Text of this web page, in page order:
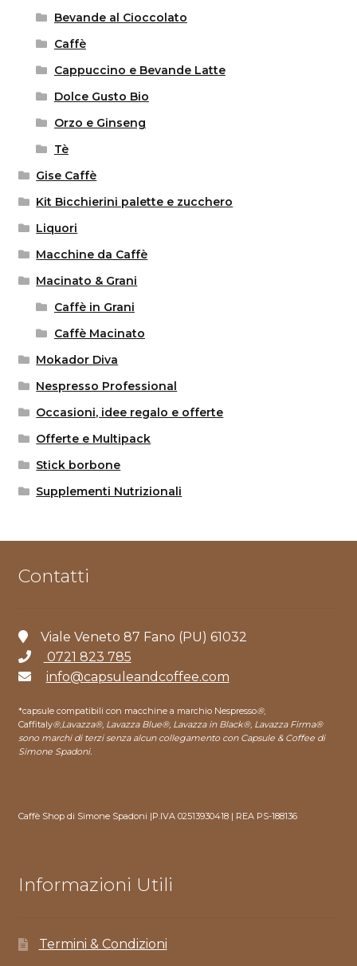
Bevande al Cioccolato
Caffè
Cappuccino e Bevande Latte
Dolce Gusto Bio
Orzo e Ginseng
Tè
Gise Caffè
Kit Bicchierini palette e zucchero
Liquori
Macchine da Caffè
Macinato & Grani
Caffè in Grani
Caffè Macinato
Mokador Diva
Nespresso Professional
Occasioni, idee regalo e offerte
Offerte e Multipack
Stick borbone
Supplementi Nutrizionali
Contatti
Viale Veneto 87 Fano (PU) 61032
0721 823 785
info@capsuleandcoffee.com
*capsule compatibili con macchine a marchio Nespresso®,
Caffitaly®,Lavazza®, Lavazza Blue®, Lavazza in Black®, Lavazza Firma®
sono marchi di terzi senza alcun collegamento con Capsule & Coffee di
Simone Spadoni.
Caffè Shop di Simone Spadoni |P.IVA 02513930418 | REA PS-188136
Informazioni Utili
Termini & Condizioni